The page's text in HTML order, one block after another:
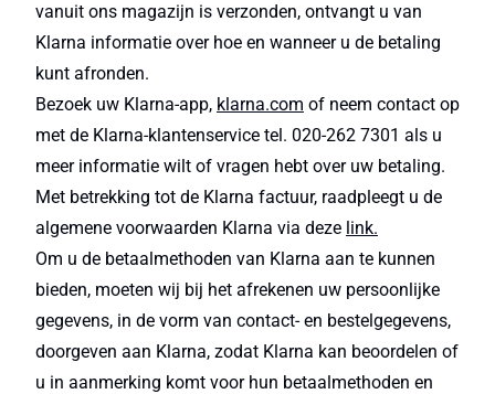
vanuit ons magazijn is verzonden, ontvangt u van
Klarna informatie over hoe en wanneer u de betaling
kunt afronden.
Bezoek uw Klarna-app, klarna.com of neem contact op
met de Klarna-klantenservice tel. 020-262 7301 als u
meer informatie wilt of vragen hebt over uw betaling.
Met betrekking tot de Klarna factuur, raadpleegt u de
algemene voorwaarden Klarna via deze link.
Om u de betaalmethoden van Klarna aan te kunnen
bieden, moeten wij bij het afrekenen uw persoonlijke
gegevens, in de vorm van contact- en bestelgegevens,
doorgeven aan Klarna, zodat Klarna kan beoordelen of
u in aanmerking komt voor hun betaalmethoden en